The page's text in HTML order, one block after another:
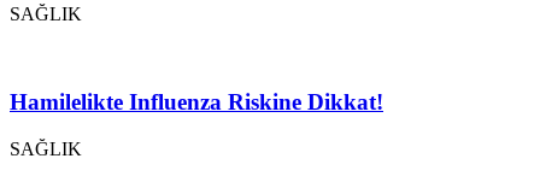
SAĞLIK
Hamilelikte Influenza Riskine Dikkat!
SAĞLIK